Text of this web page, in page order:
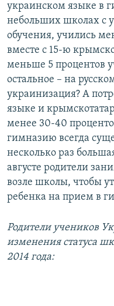
украинском языке в
небольших школах с
обучения, учились
вместе с 15-ю
меньше 5 процентов
остальное – на
украинизация? А
языке и
менее 30-40
гимназию всегда
несколько раз
августе родители
возле школы, чтобы
ребенка на прием в
Родители учеников
изменения статуса
2014 года: